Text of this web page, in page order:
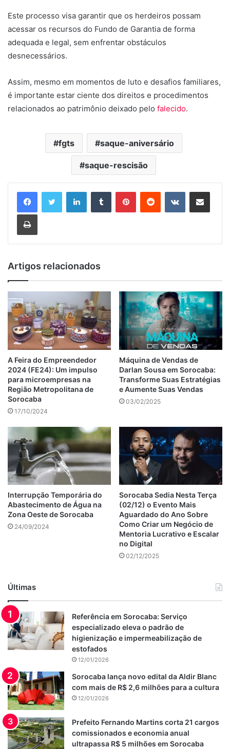
Este processo visa garantir que os herdeiros possam
acessar os recursos do Fundo de Garantia de forma
adequada e legal, sem enfrentar obstáculos
desnecessários.
Assim, mesmo em momentos de luto e desafios familiares,
é importante estar ciente dos direitos e procedimentos
relacionados ao patrimônio deixado pelo falecido.
fgts saque-aniversário
saque-rescisão
LinkedinTumblr PinterestReddit VK Compartilhar via e-mail
Imprimir
Artigos relacionados
A Feira do Empreendedor
2024 (FE24): Um impulso
para microempresas na
Região Metropolitana de
Sorocaba
17/10/2024
Máquina de Vendas de
Darlan Sousa em Sorocaba:
Transforme Suas Estratégias
e Aumente Suas Vendas
03/02/2025
Interrupção Temporária do
Abastecimento de Água na
Zona Oeste de Sorocaba
24/09/2024
Sorocaba Sedia Nesta Terça
(02/12) o Evento Mais
Aguardado do Ano Sobre
Como Criar um Negócio de
Mentoria Lucrativo e Escalar
no Digital
02/12/2025
Últimas
Referência em Sorocaba: Serviço
especializado eleva o padrão de
higienização e impermeabilização de
estofados
12/01/2026
Sorocaba lança novo edital da Aldir Blanc
com mais de R$ 2,6 milhões para a cultura
12/01/2026
Prefeito Fernando Martins corta 21 cargos
comissionados e economia anual
ultrapassa R$ 5 milhões em Sorocaba